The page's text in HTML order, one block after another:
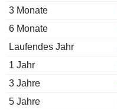
3 Monate
6 Monate
Laufendes Jahr
1 Jahr
3 Jahre
5 Jahre